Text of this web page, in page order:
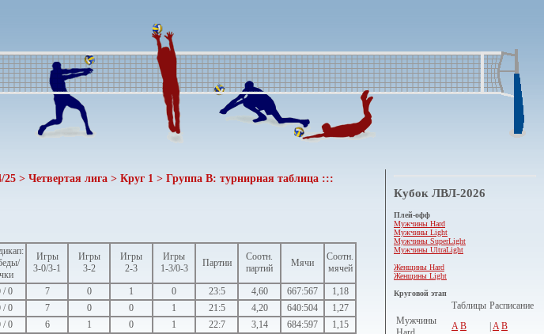
> Четвертая лига > Круг 1 > Группа В: турнирная таблица :::
Игры
3-0/3-1
Игры
3-2
Игры
2-3
Игры
1-3/0-3
Партии
Соотн.
партий
Мячи
Соотн.
мячей
/ 0 7 0 1 0 23:5 4,60 667:567
1,18
/ 0 7 0 0 1 21:5 4,20 640:504
1,27
/ 0 6 1 0 1 22:7 3,14 684:597
1,15
Кубок ЛВЛ-2026
Плей-офф
Мужчины Hard
Мужчины Light
Мужчины SuperLight
Мужчины UltraLight
Женщины Hard
Женщины Light
Круговой этап
Таблицы Расписание
Мужчины
A B |A B